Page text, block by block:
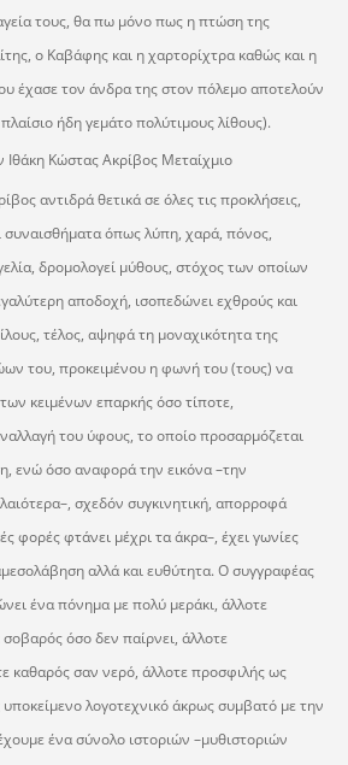
τους, θα πω μόνο πως η πτώση της
ο Καβάφης και η χαρτορίχτρα καθώς και η
έχασε τον άνδρα της στον πόλεμο αποτελούν
ήδη γεμάτο πολύτιμους λίθους).
αντιδρά θετικά σε όλες τις προκλήσεις,
συναισθήματα όπως λύπη, χαρά, πόνος,
δρομολογεί μύθους, στόχος των οποίων
αποδοχή, ισοπεδώνει εχθρούς και
τέλος, αψηφά τη μοναχικότητα της
του, προκειμένου η φωνή του (τους) να
κειμένων επαρκής όσο τίποτε,
του ύφους, το οποίο προσαρμόζεται
ενώ όσο αναφορά την εικόνα –την
σχεδόν συγκινητική, απορροφά
φορές φτάνει μέχρι τα άκρα–, έχει γωνίες
αλλά και ευθύτητα. Ο συγγραφέας
ένα πόνημα με πολύ μεράκι, άλλοτε
σοβαρός όσο δεν παίρνει, άλλοτε
καθαρός σαν νερό, άλλοτε προσφιλής ως
λογοτεχνικό άκρως συμβατό με την
ένα σύνολο ιστοριών –μυθιστοριών